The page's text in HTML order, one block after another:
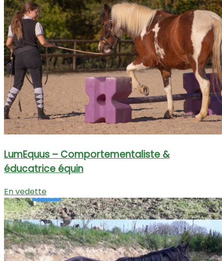
LumEquus – Comportementaliste &
éducatrice équin
En vedette